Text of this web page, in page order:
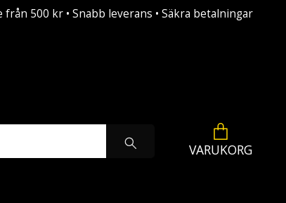
500 kr • Snabb leverans • Säkra betalningar
VARUKORG